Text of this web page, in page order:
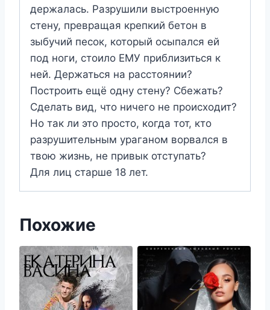
держалась. Разрушили выстроенную
стену, превращая крепкий бетон в
зыбучий песок, который осыпался ей
под ноги, стоило ЕМУ приблизиться к
ней. Держаться на расстоянии?
Построить ещё одну стену? Сбежать?
Сделать вид, что ничего не происходит?
Но так ли это просто, когда тот, кто
разрушительным ураганом ворвался в
твою жизнь, не привык отступать?
Для лиц старше 18 лет.
Похожие